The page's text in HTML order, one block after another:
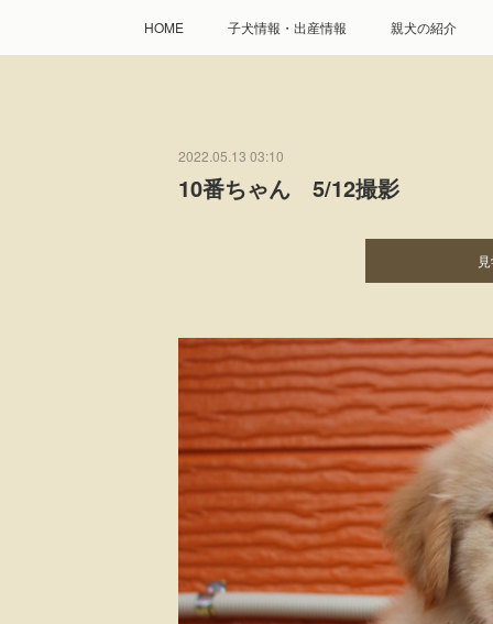
HOME 子犬情報・出産情報 親犬の紹介
2022.05.13 03:10
10番ちゃん 5/12撮影